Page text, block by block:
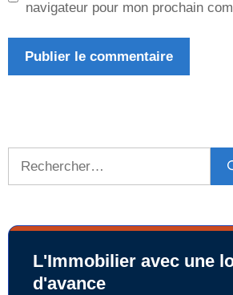
navigateur pour mon prochain
L'Immobilier avec une
d'avance